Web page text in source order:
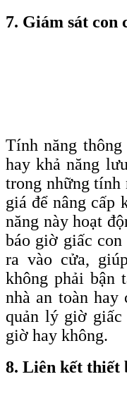
7. Giám sát con
Tính năng
hay khả năng
trong những tính
giá để nâng cấp
năng này hoạt
báo giờ giấc con
ra vào cửa,
không phải bận
nhà an toàn hay
quản lý giờ giấc
giờ hay không.
8. Liên kết thiết